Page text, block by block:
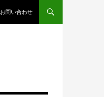
お問い合わせ